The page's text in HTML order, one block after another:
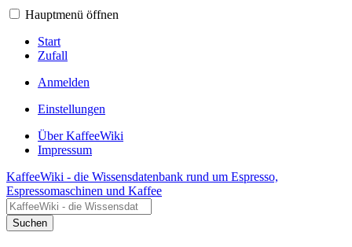
Hauptmenü öffnen
Start
Zufall
Anmelden
Einstellungen
Über KaffeeWiki
Impressum
KaffeeWiki - die Wissensdatenbank rund um Espresso,
Espressomaschinen und Kaffee
Suchen